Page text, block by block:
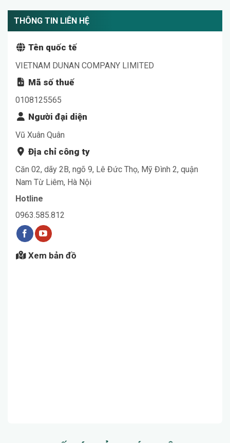
THÔNG TIN LIÊN HỆ
Tên quốc tế
VIETNAM DUNAN COMPANY LIMITED
Mã số thuế
0108125565
Người đại diện
Vũ Xuân Quân
Địa chỉ công ty
Căn 02, dãy 2B, ngõ 9, Lê Đức Thọ, Mỹ Đình 2, quận
Nam Từ Liêm, Hà Nội
Hotline
0963.585.812
Xem bản đồ